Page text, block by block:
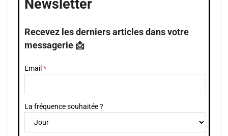
Newsletter
Recevez les derniers articles dans votre
messagerie 📩
Email
La fréquence souhaitée ?